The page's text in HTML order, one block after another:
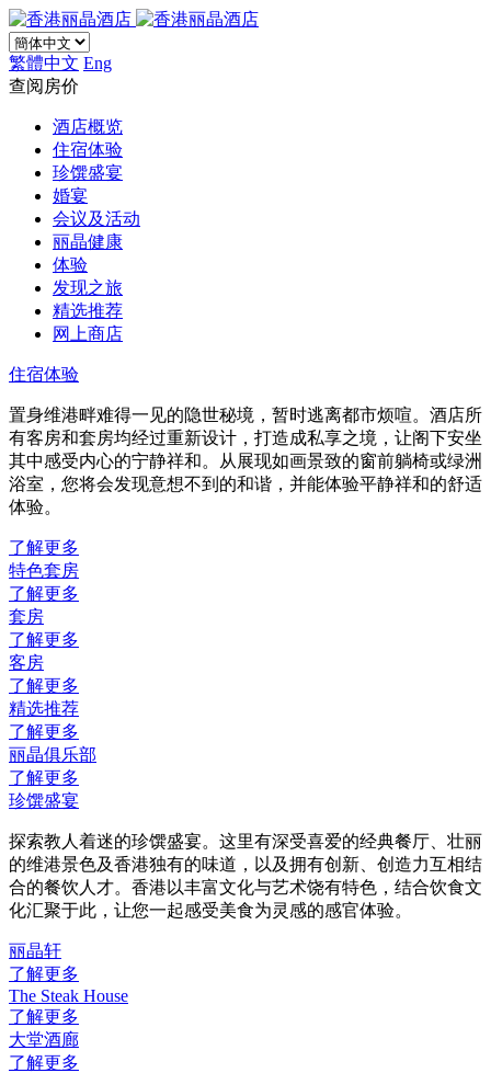
繁體中文 Eng
查阅房价
酒店概览
住宿体验
珍馔盛宴
婚宴
会议及活动
丽晶健康
体验
发现之旅
精选推荐
网上商店
住宿体验
置身维港畔难得一见的隐世秘境，暂时逃离都市烦喧。酒店所
有客房和套房均经过重新设计，打造成私享之境​，让阁下安坐
其中感受内心的宁静祥和。从展现如画景致的窗前躺椅或绿洲
浴室，您将会发现意想不到的和谐，并能体验平静祥和的舒适
体验。
了解更多
特色套房
了解更多
套房
了解更多
客房
了解更多
精选推荐
了解更多
丽晶俱乐部
了解更多
珍馔盛宴
探索教人着迷的珍馔盛宴。这里有深受喜爱的经典餐厅、壮丽
的维港景色及香港独有的味道，以及拥有创新、创造力互相结
合的餐饮人才。香港以丰富文化与艺术饶有特色，结合饮食文
化汇聚于此，让您一起感受美食为灵感的感官体验。
丽晶轩
了解更多
The Steak House
了解更多
大堂酒廊
了解更多